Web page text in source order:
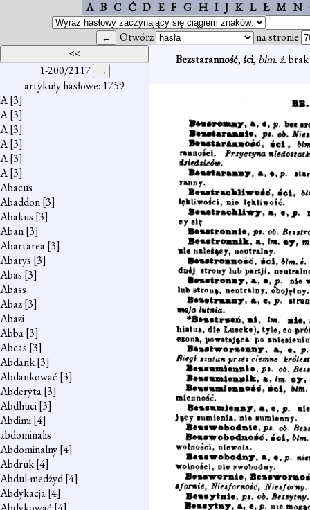
A B C Ć D E F G H I J K L Ł M N
Otwórz na stronie
1-200/2117
artykuły hasłowe: 1759
A[3]
A[3]
A[3]
A[3]
A[3]
A[3]
Abacus
Abaddon[3]
Abakus [3]
Aban[3]
Abartarea[3]
Abarys [3]
Abas [3]
Abass
Abaz[3]
Abazi
Abba[3]
Abcas [3]
Abdank[3]
Abdankować [3]
Abderyta[3]
Abdhuci[3]
Abdimi[4]
abdominalis
Abdominalny[4]
Abdruk[4]
Abdul-medżyd[4]
Abdykacja[4]
Bezstaranność,ści, blm. ż.